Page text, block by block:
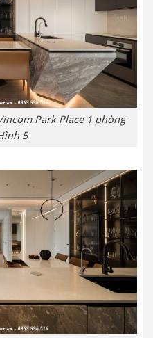
Park Place 1 phòng
5